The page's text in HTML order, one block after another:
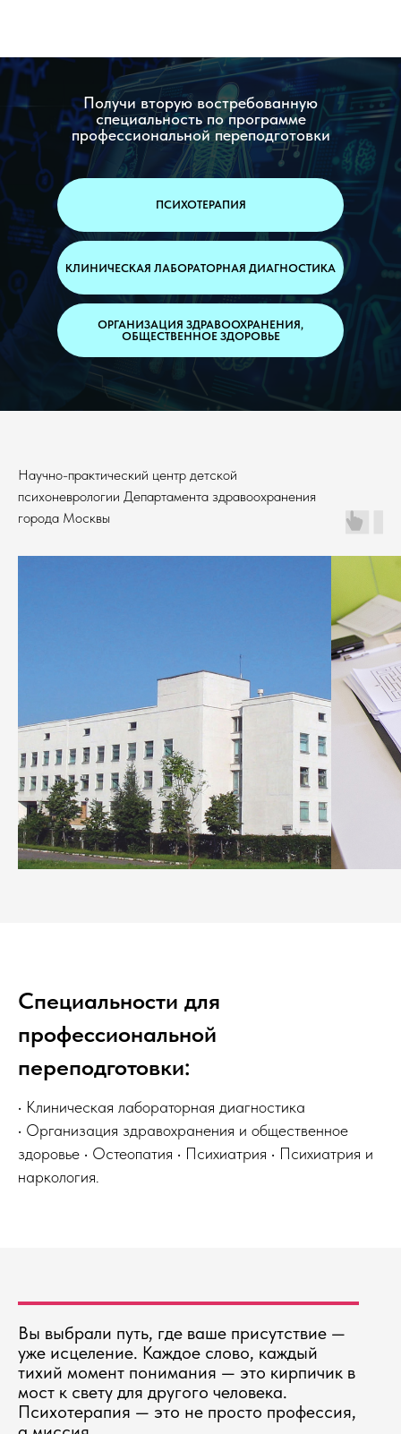
Получи вторую востребованную
специальность по программе
профессиональной переподготовки
ОРГАНИЗАЦИЯ ЗДРАВООХРАНЕНИЯ,
ОБЩЕСТВЕННОЕ ЗДОРОВЬЕ
ПСИХОТЕРАПИЯ
КЛИНИЧЕСКАЯ ЛАБОРАТОРНАЯ ДИАГНОСТИКА
Научно-практический центр детской
психоневрологии Департамента здравоохранения
города Москвы
Специальности для
профессиональной
переподготовки:
• Клиническая лабораторная диагностика
• Организация здравохранения и общественное
здоровье • Остеопатия • Психиатрия • Психиатрия и
наркология.
Вы выбрали путь, где ваше присутствие —
уже исцеление. Каждое слово, каждый
тихий момент понимания — это кирпичик в
мост к свету для другого человека.
Психотерапия — это не просто профессия,